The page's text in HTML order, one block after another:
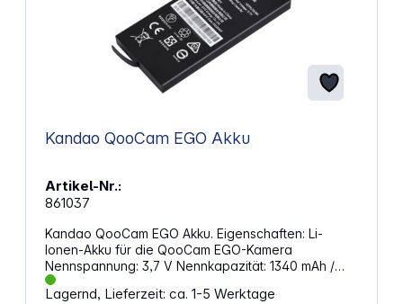
Kandao QooCam EGO Akku
Artikel-Nr.:
861037
Kandao QooCam EGO Akku. Eigenschaften: Li-
Ionen-Akku für die QooCam EGO-Kamera
Nennspannung: 3,7 V Nennkapazität: 1340 mAh /
4,96 Wh
Lagernd, Lieferzeit: ca. 1-5 Werktage